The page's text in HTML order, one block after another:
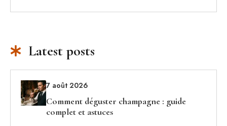
Latest posts
7 août 2026
Comment déguster champagne : guide
complet et astuces